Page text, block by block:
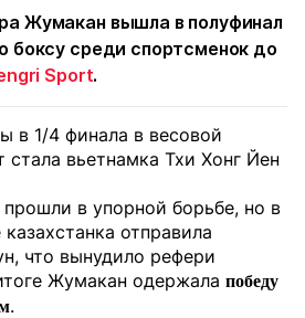
Жумакан вышла в полуфинал
боксу среди спортсменок до
Sport.
в 1/4 финала в весовой
стала вьетнамка Тхи Хонг Йен
в упорной борьбе, но в
отправила
что вынудило рефери
Жумакан одержала победу
.